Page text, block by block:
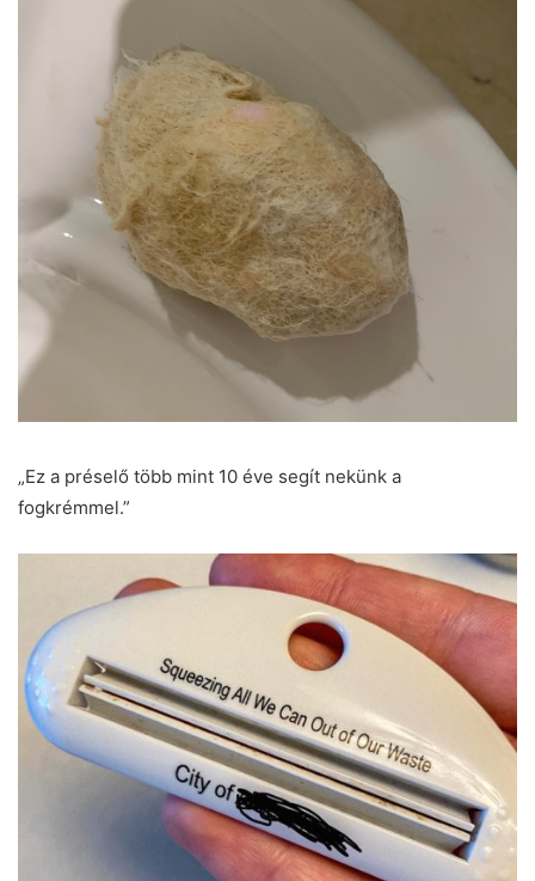
„Ez a préselő több mint 10 éve segít nekünk a
fogkrémmel.”